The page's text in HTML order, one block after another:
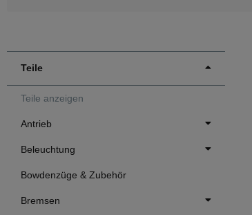
Teile
Teile anzeigen
Antrieb
Beleuchtung
Bowdenzüge & Zubehör
Bremsen